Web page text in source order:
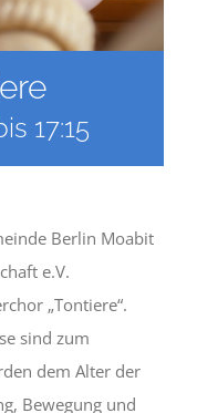
17:15
Berlin Moabit
e.V.
„Tontiere“.
sind zum
dem Alter der
Bewegung und